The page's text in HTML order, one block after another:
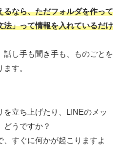
るなら、ただフォルダを作って
法」って情報を入れているだけ
話し手も聞き手も、ものごとを
す。
を立ち上げたり、LINEのメッ
どうですか？
、すぐに何かが起こりますよ